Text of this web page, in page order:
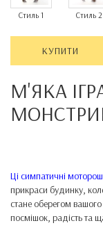
Стиль 1 Стиль 2
КУПИТИ
М'ЯКА
Ці симпатичні
прикраси будинку,
стане оберегом
посмішок, радість та